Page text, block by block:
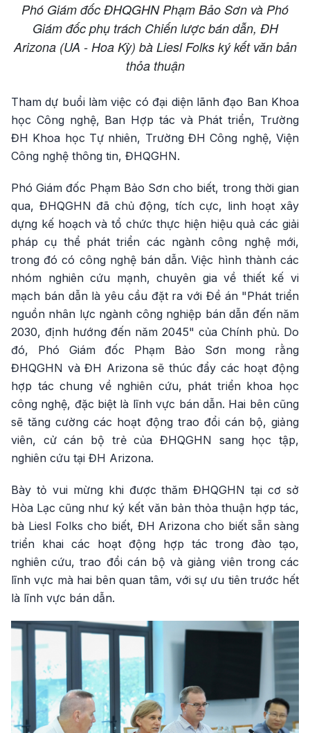
Phó Giám đốc ĐHQGHN Phạm Bảo Sơn và Phó
Giám đốc phụ trách Chiến lược bán dẫn, ĐH
Arizona (UA - Hoa Kỳ) bà Liesl Folks ký kết văn bản
thỏa thuận
Tham dự buổi làm việc có đại diện lãnh đạo Ban Khoa
học Công nghệ, Ban Hợp tác và Phát triển, Trường
ĐH Khoa học Tự nhiên, Trường ĐH Công nghệ, Viện
Công nghệ thông tin, ĐHQGHN.
Phó Giám đốc Phạm Bảo Sơn cho biết, trong thời gian
qua, ĐHQGHN đã chủ động, tích cực, linh hoạt xây
dựng kế hoạch và tổ chức thực hiện hiệu quả các giải
pháp cụ thể phát triển các ngành công nghệ mới,
trong đó có công nghệ bán dẫn. Việc hình thành các
nhóm nghiên cứu mạnh, chuyên gia về thiết kế vi
mạch bán dẫn là yêu cầu đặt ra với Đề án "Phát triển
nguồn nhân lực ngành công nghiệp bán dẫn đến năm
2030, định hướng đến năm 2045" của Chính phủ. Do
đó, Phó Giám đốc Phạm Bảo Sơn mong rằng
ĐHQGHN và ĐH Arizona sẽ thúc đẩy các hoạt động
hợp tác chung về nghiên cứu, phát triển khoa học
công nghệ, đặc biệt là lĩnh vực bán dẫn. Hai bên cũng
sẽ tăng cường các hoạt động trao đổi cán bộ, giảng
viên, cử cán bộ trẻ của ĐHQGHN sang học tập,
nghiên cứu tại ĐH Arizona.
Bày tỏ vui mừng khi được thăm ĐHQGHN tại cơ sở
Hòa Lạc cũng như ký kết văn bản thỏa thuận hợp tác,
bà Liesl Folks cho biết, ĐH Arizona cho biết sẵn sàng
triển khai các hoạt động hợp tác trong đào tạo,
nghiên cứu, trao đổi cán bộ và giảng viên trong các
lĩnh vực mà hai bên quan tâm, với sự ưu tiên trước hết
là lĩnh vực bán dẫn.